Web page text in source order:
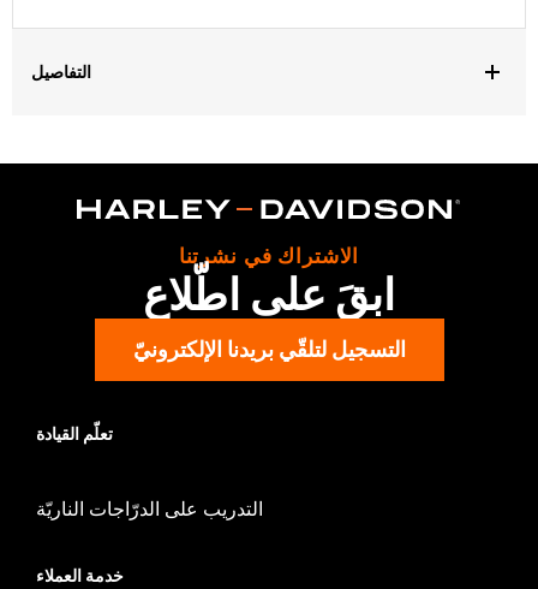
التفاصيل
Sold In Units:Each
1 year limited warranty – Go to
for full details
الاشتراك في نشرتنا
ابقَ على اطّلاع
التسجيل لتلقّي بريدنا الإلكترونيّ
تعلّم القيادة
التدريب على الدرّاجات الناريّة
خدمة العملاء